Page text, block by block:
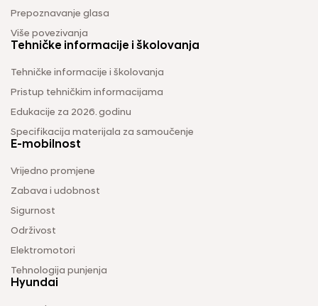
Prepoznavanje glasa
Više povezivanja
Tehničke informacije i školovanja
Tehničke informacije i školovanja
Pristup tehničkim informacijama
Edukacije za 2026. godinu
Specifikacija materijala za samoučenje
E-mobilnost
Vrijedno promjene
Zabava i udobnost
Sigurnost
Održivost
Elektromotori
Tehnologija punjenja
Hyundai